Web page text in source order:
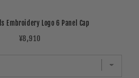
Embroidery Logo 6 Panel Cap
Price
¥8,910